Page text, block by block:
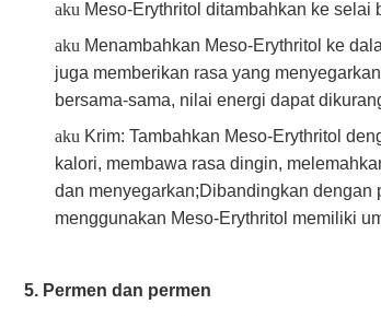
aku Meso-Erythritol ditambahkan ke
aku Menambahkan Meso-Erythritol ke
juga memberikan rasa yang
bersama-sama, nilai energi dapat
aku Krim: Tambahkan Meso-Erythritol
kalori, membawa rasa dingin,
dan menyegarkan;Dibandingkan dengan
menggunakan Meso-Erythritol memiliki
5. Permen dan permen